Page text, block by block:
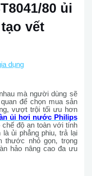
80 ủi
vết
dụng
mà người dùng sẽ
để chọn mua sản
vượt trội tối ưu hơn
ủi hơi nước Philips
chế độ an toàn với tính
là ủi phẳng phiu, trả lại
thước nhỏ gọn, trọng
hảo nâng cao đa ưu